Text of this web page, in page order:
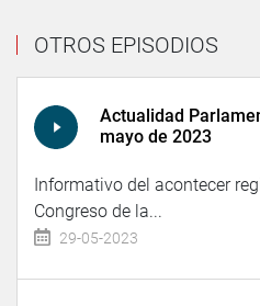
OTROS EPISODIOS
Actualidad
mayo de 2023
Informativo del acontecer
Congreso de la...
29-05-2023